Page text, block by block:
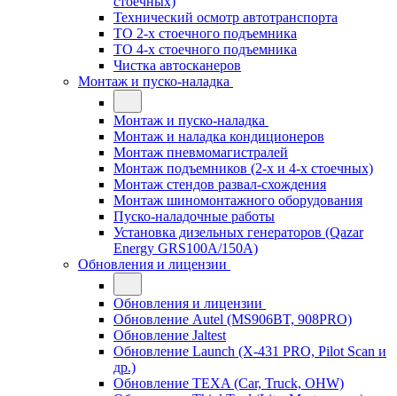
Технический осмотр автотранспорта
ТО 2-х стоечного подъемника
ТО 4-х стоечного подъемника
Чистка автосканеров
Монтаж и пуско-наладка
Монтаж и пуско-наладка
Монтаж и наладка кондиционеров
Монтаж пневмомагистралей
Монтаж подъемников (2-х и 4-х стоечных)
Монтаж стендов развал-схождения
Монтаж шиномонтажного оборудования
Пуско-наладочные работы
Установка дизельных генераторов (Qazar
Energy GRS100A/150A)
Обновления и лицензии
Обновления и лицензии
Обновление Autel (MS906BT, 908PRO)
Обновление Jaltest
Обновление Launch (X-431 PRO, Pilot Scan и
др.)
Обновление TEXA (Car, Truck, OHW)